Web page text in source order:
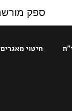
ספק מורשה
חיטוי מאגרים